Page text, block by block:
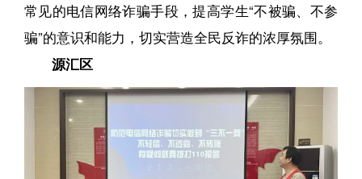
常见的电信网络诈骗手段，提高学生“不被骗、不参
骗”的意识和能力，切实营造全民反诈的浓厚氛围。
源汇区